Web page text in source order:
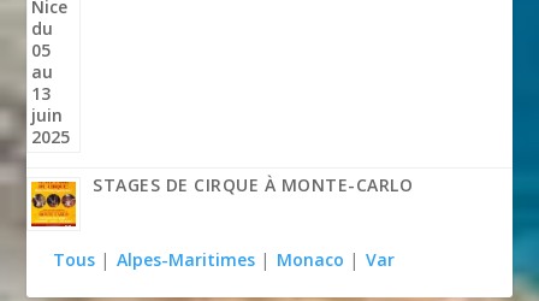
STAGES DE CIRQUE À MONTE-CARLO
Tous | Alpes-Maritimes | Monaco | Var